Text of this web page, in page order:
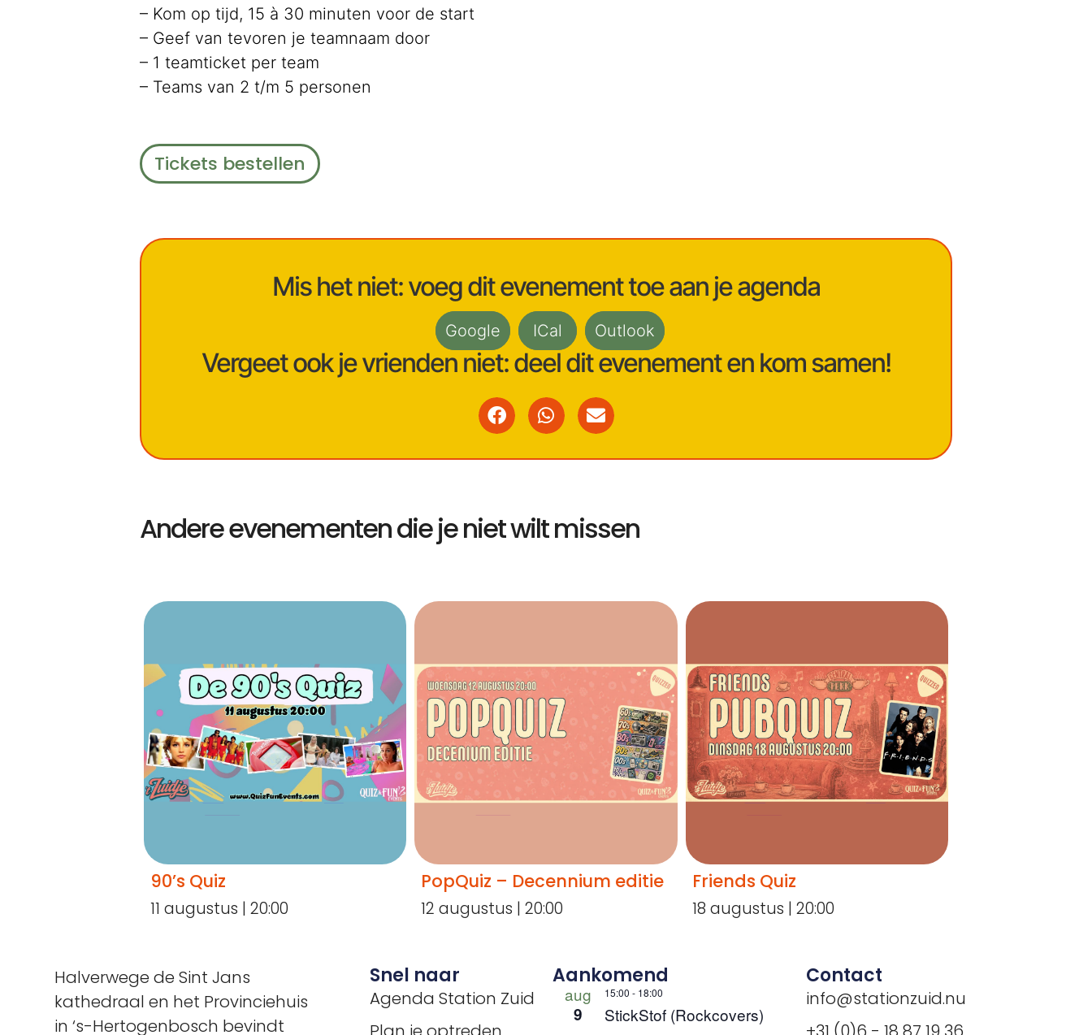
– Kom op tijd, 15 à 30 minuten voor de start
– Geef van tevoren je teamnaam door
– 1 teamticket per team
– Teams van 2 t/m 5 personen
Tickets bestellen
Mis het niet: voeg dit evenement toe aan je agenda
Google ICal Outlook
Vergeet ook je vrienden niet: deel dit evenement en kom samen!
Andere evenementen die je niet wilt missen
90’s Quiz
11 augustus | 20:00
PopQuiz – Decennium editie
12 augustus | 20:00
Friends Quiz
18 augustus | 20:00
Halverwege de Sint Jans
kathedraal en het Provinciehuis
in ‘s-Hertogenbosch bevindt
Snel naar
Agenda Station Zuid
Aankomend
aug
9
15:00 - 18:00
StickStof (Rockcovers)
Contact
info@stationzuid.nu